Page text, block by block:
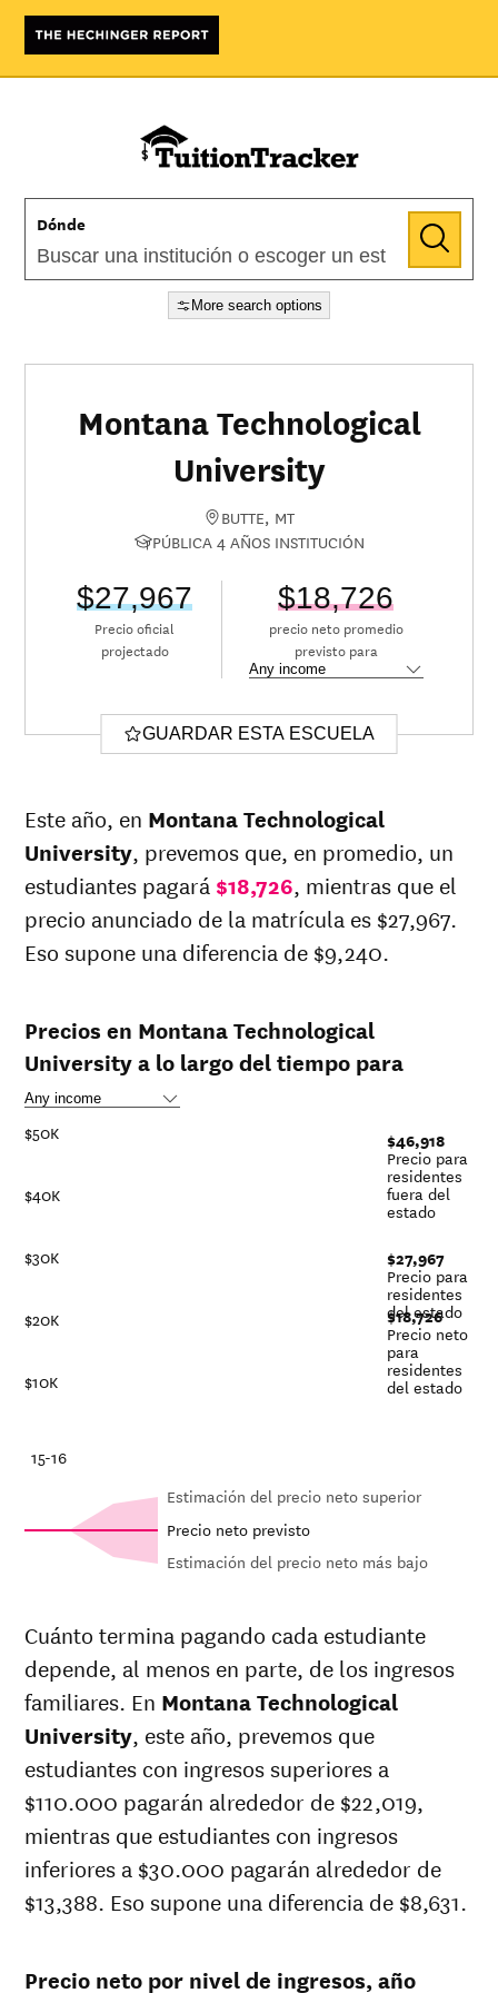
Dónde
More search options
Montana Technological
University
BUTTE, MT
PÚBLICA 4 AÑOS INSTITUCIÓN
$27,967
Precio oficial
projectado
$18,726
precio neto promedio
previsto para
GUARDAR ESTA ESCUELA
Este año, en Montana Technological
University, prevemos que, en promedio, un
estudiantes pagará $18,726, mientras que el
precio anunciado de la matrícula es $27,967.
Eso supone una diferencia de $9,240.
Precios en Montana Technological
University a lo largo del tiempo para
$10K
$20K
$30K
$40K
$50K
15-16
$46,918
Precio para
residentes
fuera del
estado
$27,967
Precio para
residentes
del estado
$18,726
Precio neto
para
residentes
del estado
Estimación del precio neto superior
Precio neto previsto
Estimación del precio neto más bajo
Year
Montana
Technological
University
atMontana
Technological
University
atMontana
Technological
University
26-
27
$18,726 $27,967
$46,918
25-
26
$18,188 $27,163
$45,535
24-
25
$17,665 $26,382
$44,192
23-
24
$16,665 $24,888
$41,568
22-
21-
$16,045 $23,760
$38,930
Cuánto termina pagando cada estudiante
depende, al menos en parte, de los ingresos
familiares. En Montana Technological
University, este año, prevemos que
estudiantes con ingresos superiores a
$110.000 pagarán alrededor de $22,019,
mientras que estudiantes con ingresos
inferiores a $30.000 pagarán alrededor de
$13,388. Eso supone una diferencia de $8,631.
Precio neto por nivel de ingresos, año